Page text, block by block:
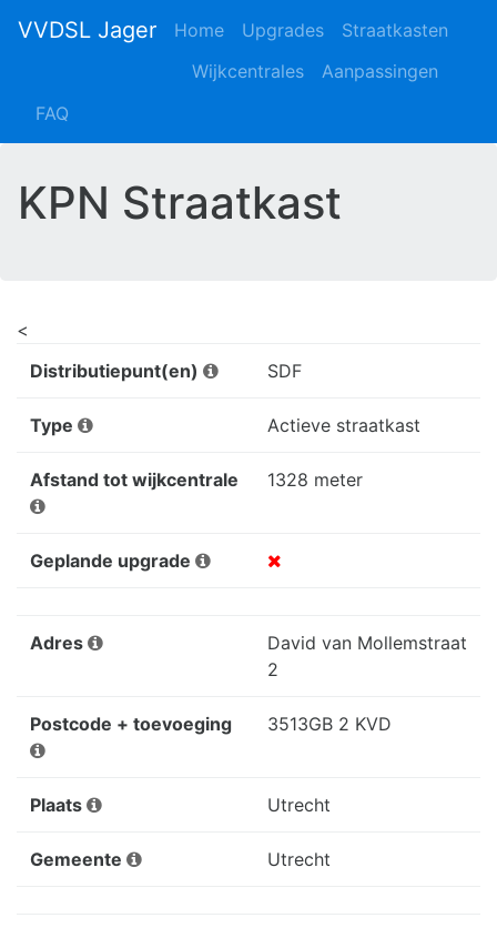
VVDSL Jager Home Upgrades
Straatkasten
Wijkcentrales
Aanpassingen
FAQ
KPN Straatkast
<
Distributiepunt(en)
SDF
Type Actieve straatkast
Afstand tot wijkcentrale 1328 meter
Geplande upgrade
Adres
David van Mollemstraat
2
Postcode + toevoeging 3513GB 2 KVD
Plaats Utrecht
Gemeente Utrecht